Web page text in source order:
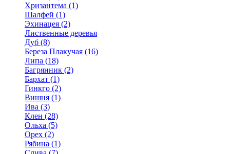
Хризантема (1)
Шалфей (1)
Эхинацея (2)
Лиственные деревья
Дуб (8)
Береза Плакучая (16)
Липа (18)
Багрянник (2)
Бархат (1)
Гинкго (2)
Вишня (1)
Ива (3)
Клен (28)
Ольха (5)
Орех (2)
Рябина (1)